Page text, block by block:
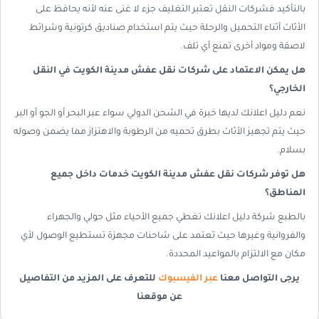
بالتأكيد فشركات النقل تعتبر التغليف جزء لا غنى عنه لأنه يحافظ على
الأثاث أثناء التحميل والرحلة حيث يتم استخدام صناديق كرتونية وشرائط
لاصقة ومواد أخرى تمنع أي تلف.
هل يمكن الاعتماد على شركات نقل عفش مدينة الكويت في النقل
الخارجي؟
نعم دليل اعلانك لديها خبرة في الشحن الدولي سواء عبر البحر أو الجو أو البر
حيث يتم تجهيز الأثاث بطرق تحميه من الرطوبة والاهتزاز مما يضمن وصوله
بسلام.
هل توفر شركات نقل عفش مدينة الكويت خدمات داخل جميع
المناطق؟
بالطبع شركة دليل اعلانك تغطي جميع الأحياء مثل حولي والجهراء
والفروانية وغيرها حيث تعتمد على شاحنات مجهزة تستطيع الوصول لأي
مكان مع الالتزام بالمواعيد المحددة.
يرجى التواصل معنا عبر الفيسبوك للتعرف على المزيد من التفاصيل
عن موقعنا